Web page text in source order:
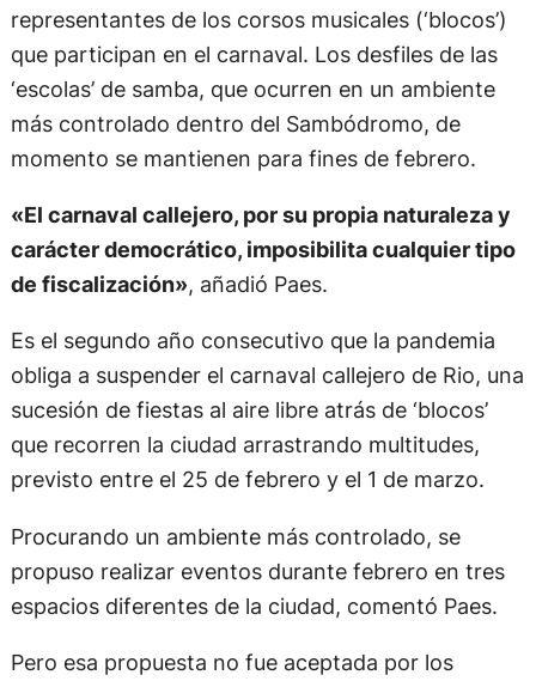
representantes de los corsos musicales (‘blocos’)
que participan en el carnaval. Los desfiles de las
‘escolas’ de samba, que ocurren en un ambiente
más controlado dentro del Sambódromo, de
momento se mantienen para fines de febrero.
«El carnaval callejero, por su propia naturaleza y
carácter democrático, imposibilita cualquier tipo
de fiscalización», añadió Paes.
Es el segundo año consecutivo que la pandemia
obliga a suspender el carnaval callejero de Rio, una
sucesión de fiestas al aire libre atrás de ‘blocos’
que recorren la ciudad arrastrando multitudes,
previsto entre el 25 de febrero y el 1 de marzo.
Procurando un ambiente más controlado, se
propuso realizar eventos durante febrero en tres
espacios diferentes de la ciudad, comentó Paes.
Pero esa propuesta no fue aceptada por los